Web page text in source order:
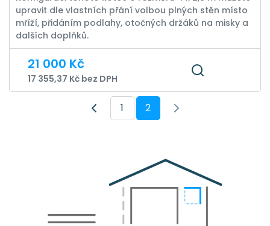
upravit dle vlastních přání volbou plných stěn místo
mříží, přidáním podlahy, otočných držáků na misky a
dalších doplňků.
21 000 Kč
17 355,37 Kč bez DPH
1 2